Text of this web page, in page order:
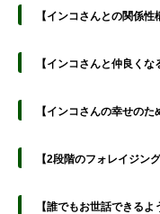
【インコさんとの関係
【インコさんと仲良く
【インコさんの幸せの
【2段階のフォレイジン
【誰でもお世話できる